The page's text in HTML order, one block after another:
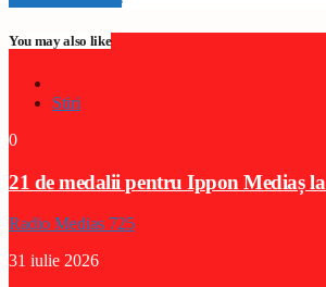
You may also like
Stiri
0
21 de medalii pentru Ippon Mediaș
Radio Medias 725
31 iulie 2026